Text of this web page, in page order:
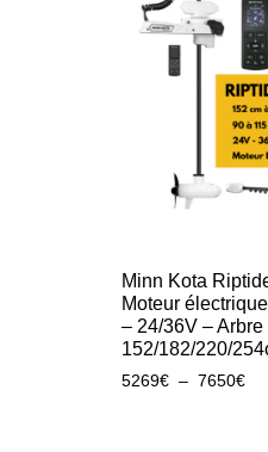
Minn Kota
Moteur
– 24/36V – Arbre
152/182/220/
5269€ – 7650€